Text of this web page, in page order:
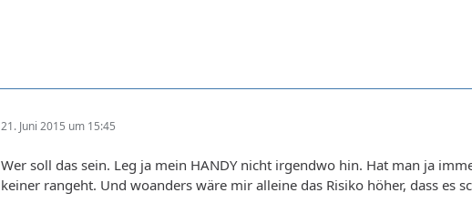
21. Juni 2015 um 15:45
Wer soll das sein. Leg ja mein HANDY nicht irgendwo hin. Hat man ja
keiner rangeht. Und woanders wäre mir alleine das Risiko höher, dass es